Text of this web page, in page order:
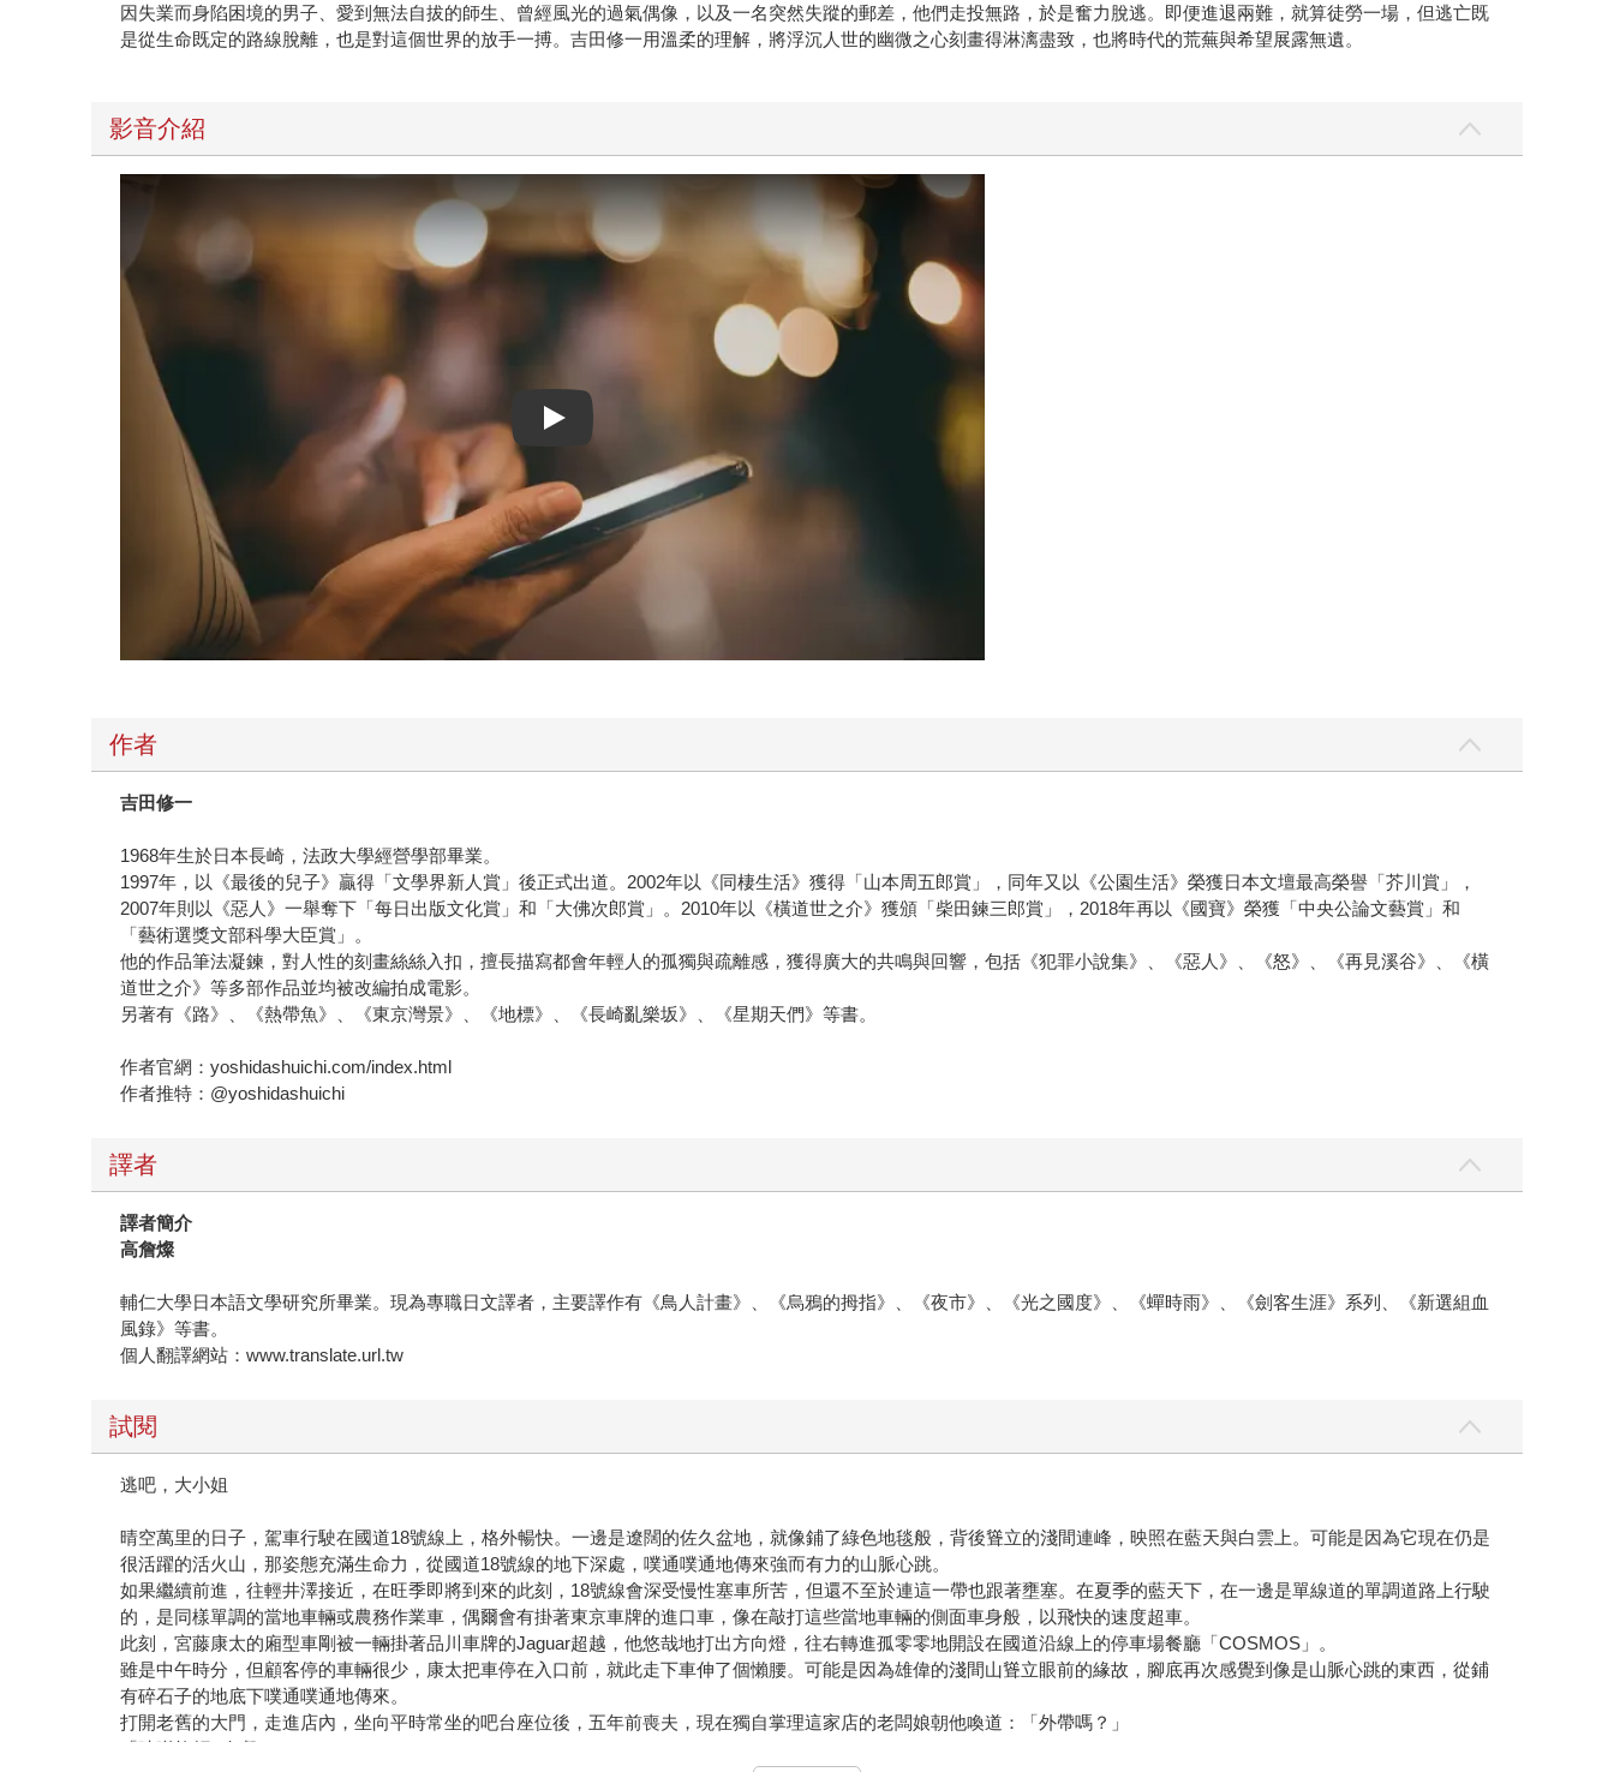
因失業而身陷困境的男子、愛到無法自拔的師生、曾經風光的過氣偶像，以及一名突然失蹤的郵差，他們走投無路，於是奮力脫逃。即便進退兩難，就算徒勞一場，但逃亡既
是從生命既定的路線脫離，也是對這個世界的放手一搏。吉田修一用溫柔的理解，將浮沉人世的幽微之心刻畫得淋漓盡致，也將時代的荒蕪與希望展露無遺。
影音介紹
Play video
作者
吉田修一
1968年生於日本長崎，法政大學經營學部畢業。
1997年，以《最後的兒子》贏得「文學界新人賞」後正式出道。2002年以《同棲生活》獲得「山本周五郎賞」，同年又以《公園生活》榮獲日本文壇最高榮譽「芥川賞」，
2007年則以《惡人》一舉奪下「每日出版文化賞」和「大佛次郎賞」。2010年以《橫道世之介》獲頒「柴田鍊三郎賞」，2018年再以《國寶》榮獲「中央公論文藝賞」和
「藝術選獎文部科學大臣賞」。
他的作品筆法凝鍊，對人性的刻畫絲絲入扣，擅長描寫都會年輕人的孤獨與疏離感，獲得廣大的共鳴與回響，包括《犯罪小說集》、《惡人》、《怒》、《再見溪谷》、《橫
道世之介》等多部作品並均被改編拍成電影。
另著有《路》、《熱帶魚》、《東京灣景》、《地標》、《長崎亂樂坂》、《星期天們》等書。
作者官網：yoshidashuichi.com/index.html
作者推特：@yoshidashuichi
譯者
譯者簡介
高詹燦
輔仁大學日本語文學研究所畢業。現為專職日文譯者，主要譯作有《鳥人計畫》、《烏鴉的拇指》、《夜市》、《光之國度》、《蟬時雨》、《劍客生涯》系列、《新選組血
風錄》等書。
個人翻譯網站：www.translate.url.tw
試閱
逃吧，大小姐
晴空萬里的日子，駕車行駛在國道18號線上，格外暢快。一邊是遼闊的佐久盆地，就像鋪了綠色地毯般，背後聳立的淺間連峰，映照在藍天與白雲上。可能是因為它現在仍是
很活躍的活火山，那姿態充滿生命力，從國道18號線的地下深處，噗通噗通地傳來強而有力的山脈心跳。
如果繼續前進，往輕井澤接近，在旺季即將到來的此刻，18號線會深受慢性塞車所苦，但還不至於連這一帶也跟著壅塞。在夏季的藍天下，在一邊是單線道的單調道路上行駛
的，是同樣單調的當地車輛或農務作業車，偶爾會有掛著東京車牌的進口車，像在敲打這些當地車輛的側面車身般，以飛快的速度超車。
此刻，宮藤康太的廂型車剛被一輛掛著品川車牌的Jaguar超越，他悠哉地打出方向燈，往右轉進孤零零地開設在國道沿線上的停車場餐廳「COSMOS」。
雖是中午時分，但顧客停的車輛很少，康太把車停在入口前，就此走下車伸了個懶腰。可能是因為雄偉的淺間山聳立眼前的緣故，腳底再次感覺到像是山脈心跳的東西，從鋪
有碎石子的地底下噗通噗通地傳來。
打開老舊的大門，走進店內，坐向平時常坐的吧台座位後，五年前喪夫，現在獨自掌理這家店的老闆娘朝他喚道：「外帶嗎？」
「味噌拉麵B套餐。」